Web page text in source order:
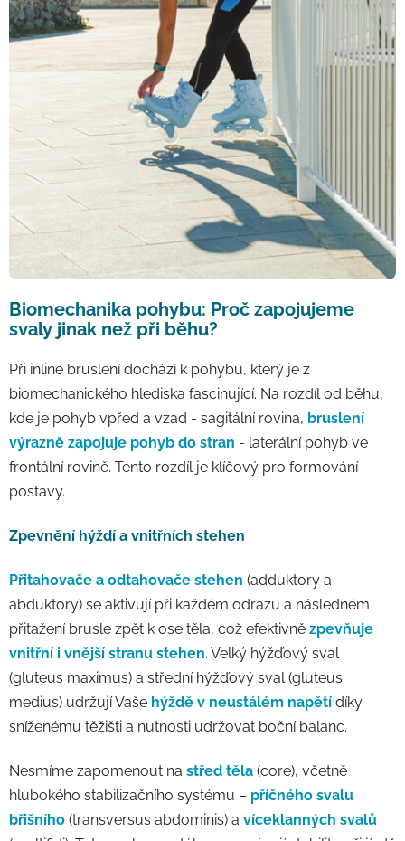
Biomechanika pohybu: Proč zapojujeme
svaly jinak než při běhu?
Při inline bruslení dochází k pohybu, který je z
biomechanického hlediska fascinující. Na rozdíl od běhu,
kde je pohyb vpřed a vzad - sagitální rovina, bruslení
výrazně zapojuje pohyb do stran - laterální pohyb ve
frontální rovině. Tento rozdíl je klíčový pro formování
postavy.
Zpevnění hýždí a vnitřních stehen
Přitahovače a odtahovače stehen (adduktory a
abduktory) se aktivují při každém odrazu a následném
přitažení brusle zpět k ose těla, což efektivně zpevňuje
vnitřní i vnější stranu stehen. Velký hýžďový sval
(gluteus maximus) a střední hýžďový sval (gluteus
medius) udržují Vaše hýždě v neustálém napětí díky
sníženému těžišti a nutnosti udržovat boční balanc.
Nesmíme zapomenout na střed těla (core), včetně
hlubokého stabilizačního systému – příčného svalu
břišního (transversus abdominis) a víceklanných svalů